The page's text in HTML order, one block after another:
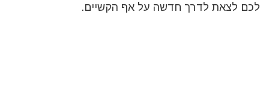
לכם לצאת לדרך חדשה על אף הקשיים.